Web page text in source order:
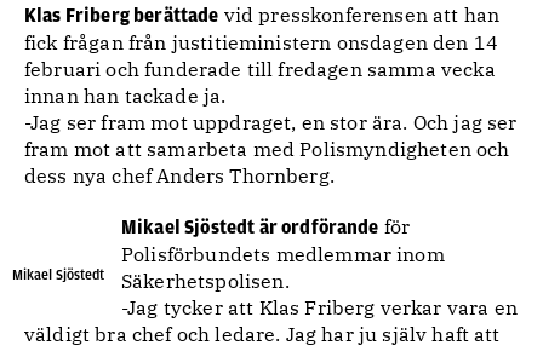
Klas Friberg berättade vid presskonferensen att han
fick frågan från justitieministern onsdagen den 14
februari och funderade till fredagen samma vecka
innan han tackade ja.
-Jag ser fram mot uppdraget, en stor ära. Och jag ser
fram mot att samarbeta med Polismyndigheten och
dess nya chef Anders Thornberg.
Mikael Sjöstedt
Mikael Sjöstedt är ordförande för
Polisförbundets medlemmar inom
Säkerhetspolisen.
-Jag tycker att Klas Friberg verkar vara en
väldigt bra chef och ledare. Jag har ju själv haft att